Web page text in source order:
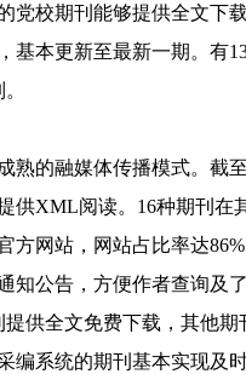
党校期刊能够提供全文下
基本更新至最新一期。有
熟的融媒体传播模式。截
供XML阅读。16种期刊在
方网站，网站占比率达
知公告，方便作者查询及
供全文免费下载，其他
编系统的期刊基本实现及